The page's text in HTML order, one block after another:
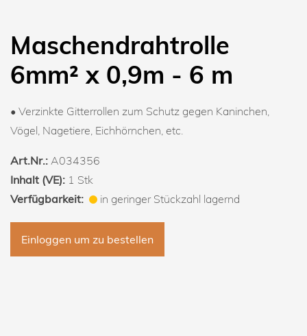
Maschendrahtrolle
6mm² x 0,9m - 6 m
• Verzinkte Gitterrollen zum Schutz gegen Kaninchen,
Vögel, Nagetiere, Eichhörnchen, etc.
Art.Nr.: A034356
Inhalt (VE): 1 Stk
Verfügbarkeit:
in geringer Stückzahl lagernd
Einloggen um zu bestellen